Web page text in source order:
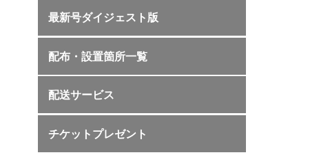
最新号ダイジェスト版
配布・設置箇所一覧
配送サービス
チケットプレゼント